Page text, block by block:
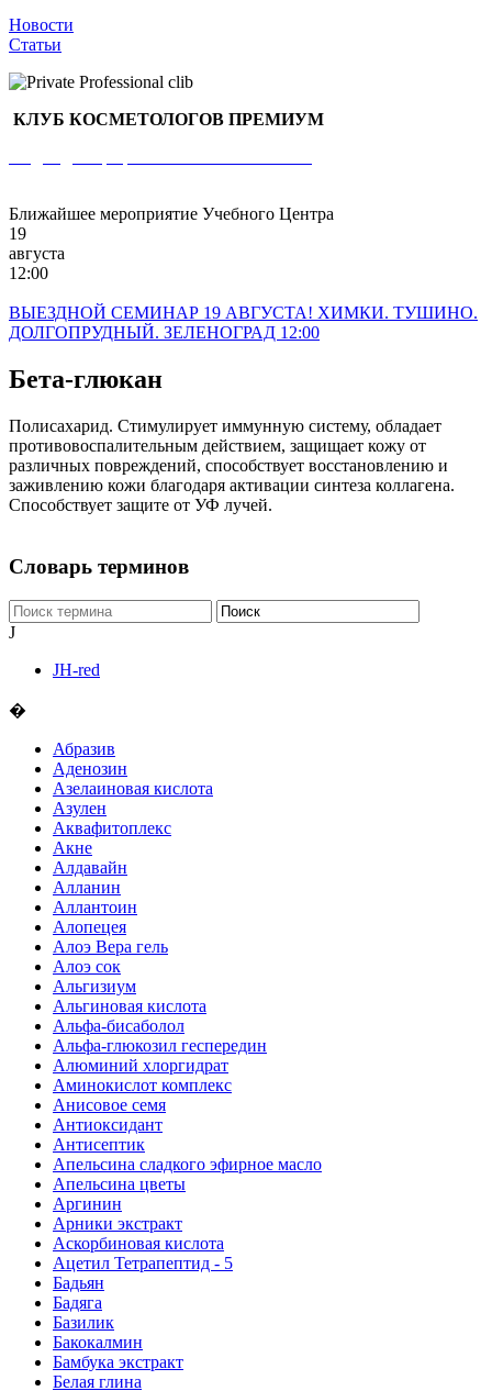
Новости
Статьи
КЛУБ КОСМЕТОЛОГОВ ПРЕМИУМ
Ближайшее мероприятие Учебного Центра
19
августа
12:00
ВЫЕЗДНОЙ СЕМИНАР 19 АВГУСТА! ХИМКИ. ТУШИНО.
ДОЛГОПРУДНЫЙ. ЗЕЛЕНОГРАД 12:00
Бета-глюкан
Полисахарид. Стимулирует иммунную систему, обладает
противовоспалительным действием, защищает кожу от
различных повреждений, способствует восстановлению и
заживлению кожи благодаря активации синтеза коллагена.
Способствует защите от УФ лучей.
Словарь терминов
J
JH-red
�
Абразив
Аденозин
Азелаиновая кислота
Азулен
Аквафитоплекс
Акне
Алдавайн
Алланин
Аллантоин
Алопецея
Алоэ Вера гель
Алоэ сок
Альгизиум
Альгиновая кислота
Альфа-бисаболол
Альфа-глюкозил геспередин
Алюминий хлоргидрат
Аминокислот комплекс
Анисовое семя
Антиоксидант
Антисептик
Апельсина сладкого эфирное масло
Апельсина цветы
Аргинин
Арники экстракт
Аскорбиновая кислота
Ацетил Тетрапептид - 5
Бадьян
Бадяга
Базилик
Бакокалмин
Бамбука экстракт
Белая глина